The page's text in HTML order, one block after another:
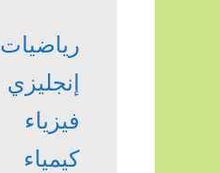
رياضيات
إنجليزي
فيزياء
كيمياء